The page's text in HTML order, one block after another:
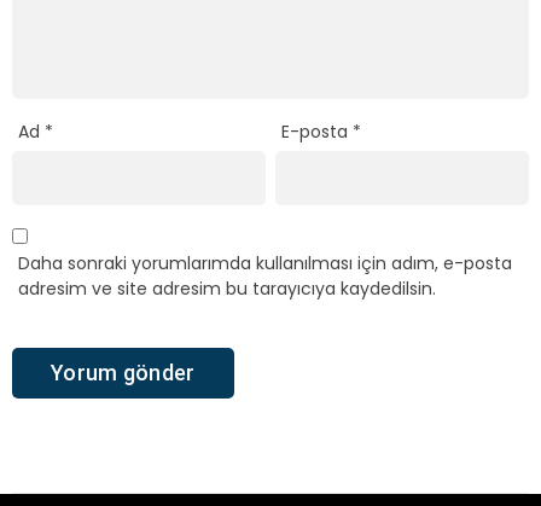
Ad * E-posta *
Daha sonraki yorumlarımda kullanılması için adım, e-posta
adresim ve site adresim bu tarayıcıya kaydedilsin.